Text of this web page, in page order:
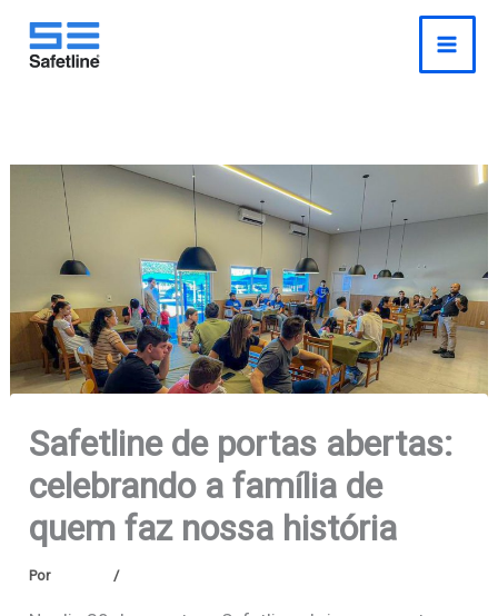
conteúdo
para
Safetline de portas abertas:
celebrando a família de
quem faz nossa história
Por /